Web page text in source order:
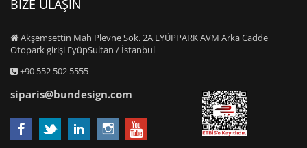
BİZE ULAŞIN
Akşemsettin Mah Plevne Sok. 2A EYÜPPARK AVM Arka Cadde
Otopark girişi EyüpSultan / İstanbul
+90 552 502 5555
siparis@bundesign.com